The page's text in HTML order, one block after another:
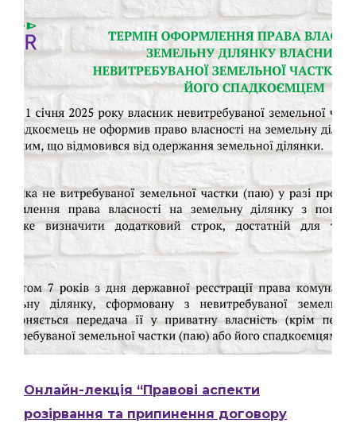
Онлайн-лекція “Правові аспекти
розірвання та припинення договору